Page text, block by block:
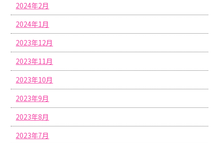
2024年2月
2024年1月
2023年12月
2023年11月
2023年10月
2023年9月
2023年8月
2023年7月